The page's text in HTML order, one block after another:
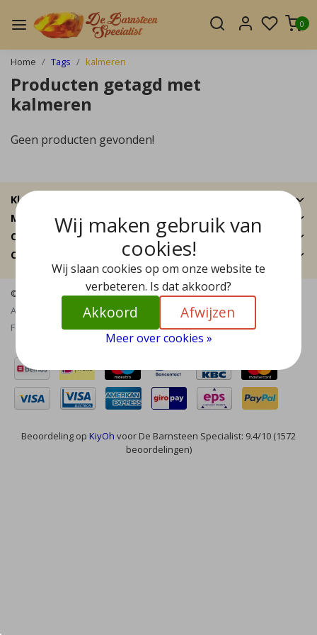
0
Home Tags kalmeren
Producten getagd met
kalmeren
Geen producten gevonden!
Klantenservice
Mijn account
Categorieën
Contactgegevens
© Copyright 2026 - De Barnsteen Specialist | RealisatieInStijl Media
Algemene voorwaarden|Disclaimer Privacy Policy|
Feed
Beoordeling op KiyOh voor De Barnsteen Specialist: 9.4/10 (1572
beoordelingen)
Wij maken gebruik van
cookies!
Wij slaan cookies op om onze website te
verbeteren. Is dat akkoord?
Akkoord Afwijzen
Meer over cookies »